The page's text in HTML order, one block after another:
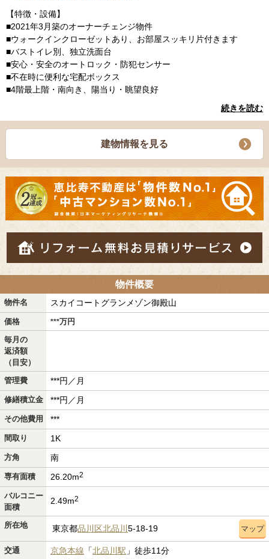
【特徴・設備】
■2021年3月築のオーナーチェンジ物件
■ウォークインクローゼットあり、お部屋スッキリ片付きます
■バストイレ別、独立洗面台
■安心・安全のオートロック・防犯センサー
■不在時に便利な宅配ボックス
■4階最上階・南向き、陽当り・眺望良好
続きを読む
建物情報を見る
物件概要
物件名 スカイコートグランメゾン御殿山
価格 ***万円
毎月の
返済額
（目安）
管理費
***円／月
修繕積立金 ***円／月
その他費用 ***
間取り 1K
方角 南
専有面積 26.20m2
バルコニー
面積
2.49m2
所在地 東京都品川区北品川 5-18-19 マップ
交通 京急本線 「北品川駅 」徒歩11分